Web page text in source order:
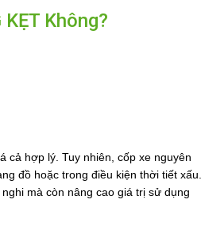
Không?
cả hợp lý. Tuy nhiên, cốp xe nguyên
đồ hoặc trong điều kiện thời tiết xấu.
mà còn nâng cao giá trị sử dụng